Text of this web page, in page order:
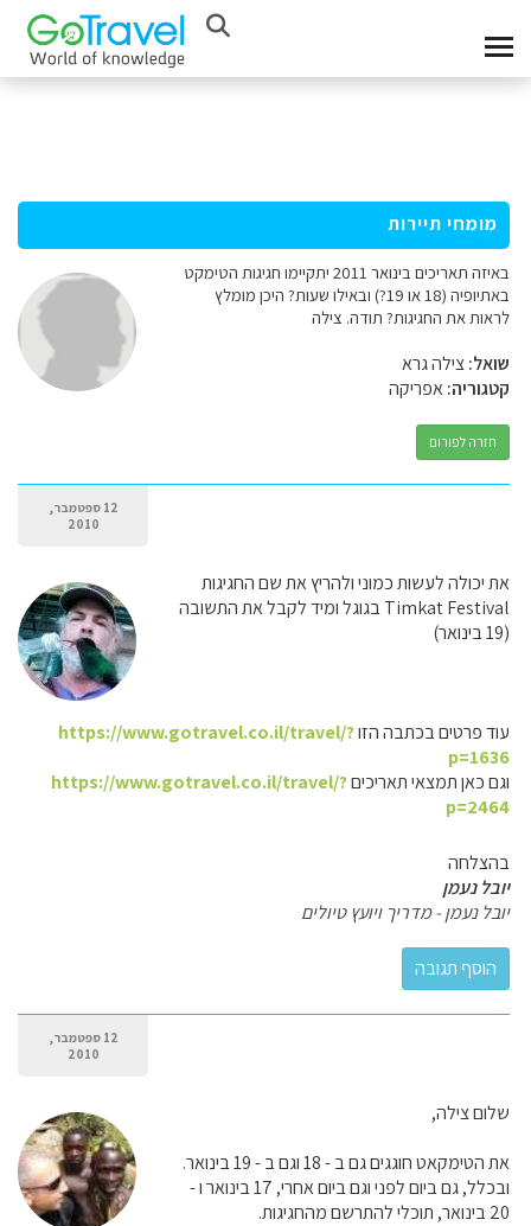
מומחי תיירות
באיזה תאריכים בינואר 2011 יתקיימו חגיגות הטימקט
באתיופיה (18 או 19?) ובאילו שעות? היכן מומלץ
לראות את החגיגות? תודה. צילה
שואל:צילה גרא
קטגוריה:אפריקה
חזרה לפורום
12 ספטמבר,
2010
את יכולה לעשות כמוני ולהריץ את שם החגיגות
Timkat Festival בגוגל ומיד לקבל את התשובה
(19 בינואר)
עוד פרטים בכתבה הזוhttps://www.gotravel.co.il/travel/?
p=1636
וגם כאן תמצאי תאריכיםhttps://www.gotravel.co.il/travel/?
p=2464
בהצלחה
יובל נעמן
יובל נעמן - מדריך ויועץ טיולים
12 ספטמבר,
2010
שלום צילה,
את הטימקאט חוגגים גם ב - 18 וגם ב - 19 בינואר.
ובכלל, גם ביום לפני וגם ביום אחרי, 17 בינואר ו -
20 בינואר, תוכלי להתרשם מהחגיגות.